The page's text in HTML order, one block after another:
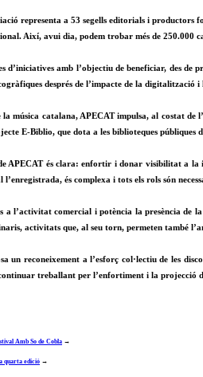
representa a 53 segells editorials i
Així, avui dia, podem trobar més de 250.000
amb l’objectiu de beneficiar, des
després de l’impacte de la digitalització
música catalana, APECAT impulsa, al costat
E-Biblio, que dota a les biblioteques
APECAT és clara: enfortir i donar visibilitat
l’enregistrada, és complexa i tots els rols són
a l’activitat comercial i potència la presència
activitats que, al seu torn, permeten també
un reconeixement a l’esforç col·lectiu de les
treballant per l’enfortiment i la projecció
Amb So de Cobla →
quarta edició →